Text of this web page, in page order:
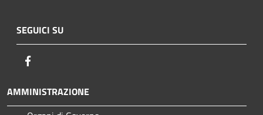
SEGUICI SU
AMMINISTRAZIONE